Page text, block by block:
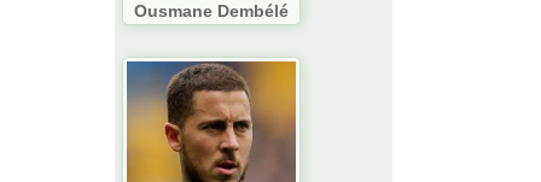
Ousmane Dembélé